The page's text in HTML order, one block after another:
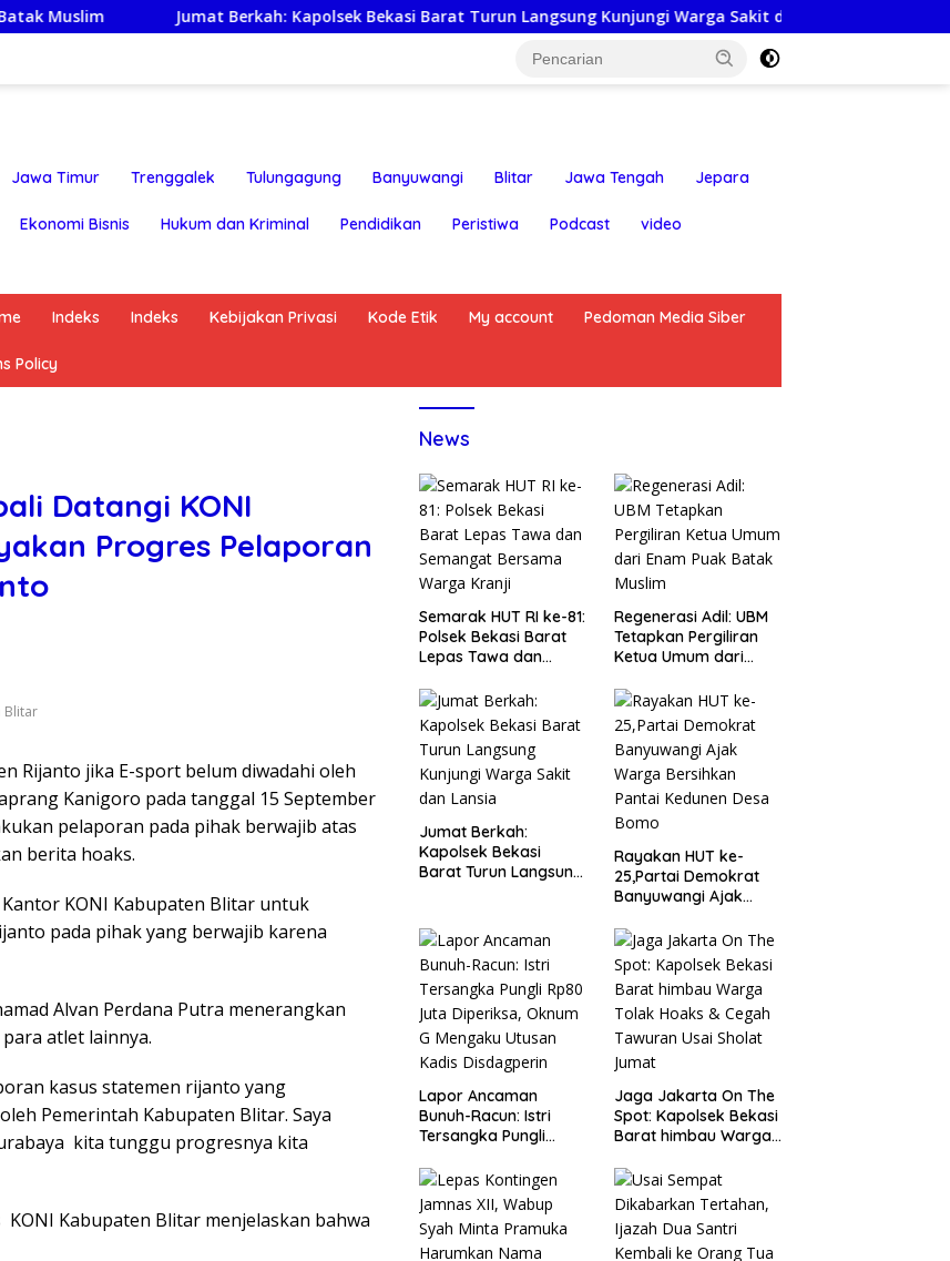
Jumat Berkah: Kapolsek Bekasi Barat Turun Langsung Kunjungi Warga Sakit dan Lansia
Jawa Timur Trenggalek Tulungagung Banyuwangi Blitar Jawa Tengah Jepara
Ekonomi Bisnis Hukum dan Kriminal Pendidikan Peristiwa Podcast video
Indeks Indeks Kebijakan Privasi Kode Etik My account Pedoman Media Siber
Policy
Datangi KONI
Progres Pelaporan
Blitar
Rijanto jika E-sport belum diwadahi oleh
Kanigoro pada tanggal 15 September
pelaporan pada pihak berwajib atas
berita hoaks.
KONI Kabupaten Blitar untuk
pada pihak yang berwajib karena
Alvan Perdana Putra menerangkan
atlet lainnya.
kasus statemen rijanto yang
Pemerintah Kabupaten Blitar. Saya
kita tunggu progresnya kita
Kabupaten Blitar menjelaskan bahwa
News
Semarak HUT RI ke-81:
Polsek Bekasi Barat
Lepas Tawa dan
Warga Kranji
Regenerasi Adil: UBM
Tetapkan Pergiliran
Ketua Umum dari
Muslim
Jumat Berkah:
Kapolsek Bekasi
Barat Turun Langsung
Rayakan HUT ke-
25,Partai Demokrat
Banyuwangi Ajak
Pantai Kedunen Desa
Bomo
Lapor Ancaman
Bunuh-Racun: Istri
Tersangka Pungli
Oknum G Mengaku
Utusan Kadis
Disdagperin
Jaga Jakarta On The
Spot: Kapolsek Bekasi
Barat himbau Warga
Tawuran Usai Sholat
Jumat